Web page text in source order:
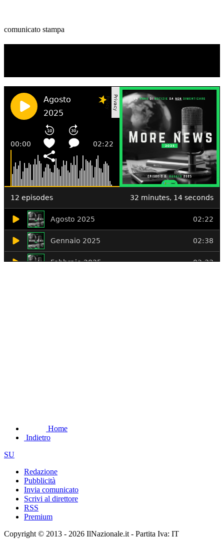
comunicato stampa
Home
Indietro
SU
Redazione
Pubblicità
Invia comunicato
Scrivi al direttore
RSS
Premium
Copyright © 2013 - 2026 IlNazionale.it - Partita Iva: IT